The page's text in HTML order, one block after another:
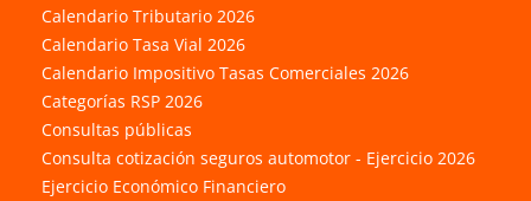
Calendario Tributario 2026
Calendario Tasa Vial 2026
Calendario Impositivo Tasas Comerciales 2026
Categorías RSP 2026
Consultas públicas
Consulta cotización seguros automotor - Ejercicio 2026
Ejercicio Económico Financiero